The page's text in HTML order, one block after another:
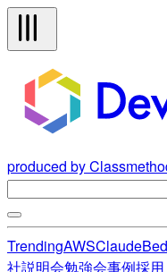
produced by
TrendingAWSClaude
社説明会勉強会事例採用